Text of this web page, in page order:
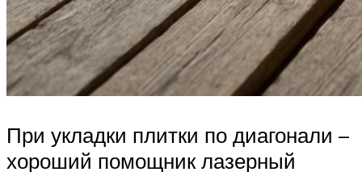
При укладки плитки по диагонали –
хороший помощник лазерный